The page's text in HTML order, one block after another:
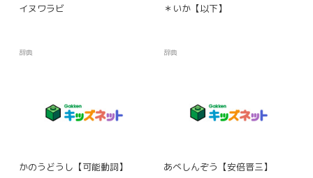
イヌワラビ
辞典
＊いか【以下】
辞典
かのうどうし【可能動詞】 あべしんぞう【安倍晋三】